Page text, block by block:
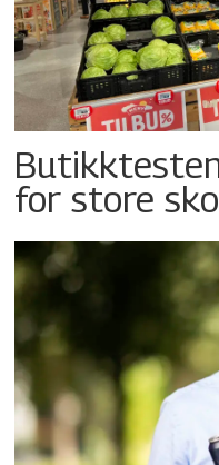
for store sko